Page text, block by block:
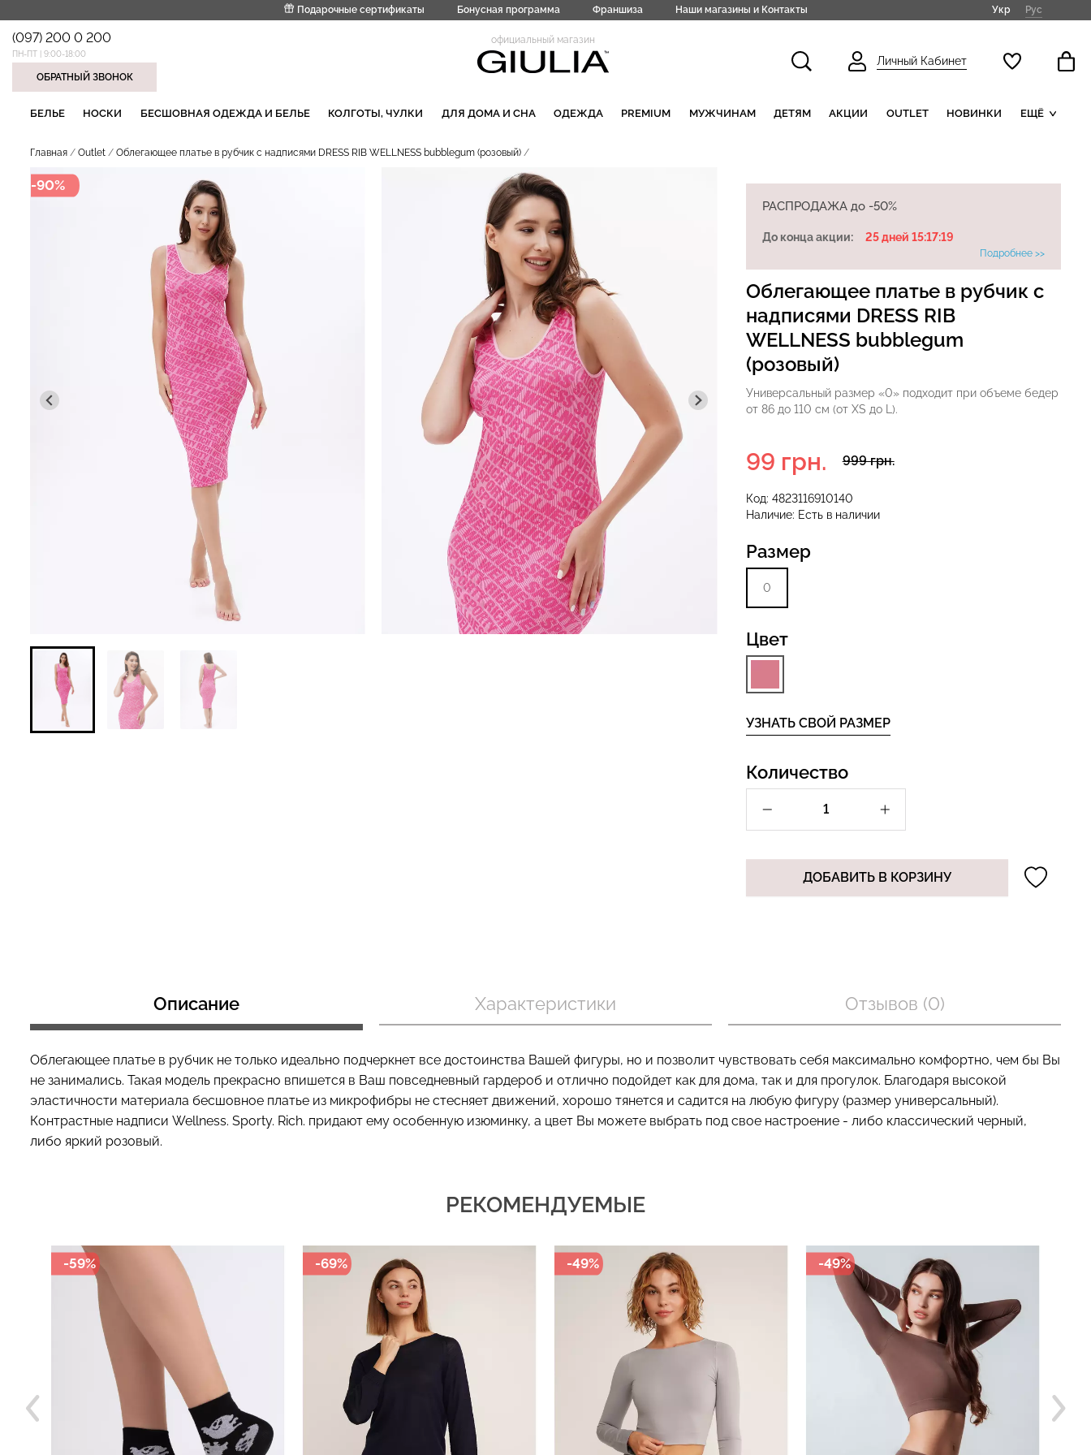
Подарочные сертификаты Бонусная программа Франшиза Наши магазины и Контакты Укр Рус
(097) 200 0 200
ПН-ПТ | 9:00-18:00
ОБРАТНЫЙ ЗВОНОК
официальный магазин
Личный Кабинет
БЕЛЬЕ НОСКИ БЕСШОВНАЯ ОДЕЖДА И БЕЛЬЕ КОЛГОТЫ, ЧУЛКИ ДЛЯ ДОМА И СНА ОДЕЖДА PREMIUM МУЖЧИНАМ ДЕТЯМ АКЦИИ OUTLET НОВИНКИ ЕЩЁ
Главная Outlet Облегающее платье в рубчик с надписями DRESS RIB WELLNESS bubblegum (розовый)
-90%
РАСПРОДАЖА до -50%
До конца акции: 25 дней 15:17:18
Подробнее >>
Облегающее платье в рубчик с
надписями DRESS RIB
WELLNESS bubblegum
(розовый)
Универсальный размер «0» подходит при объеме бедер
от 86 до 110 см (от XS до L).
Код: 4823116910140
Наличие: Есть в наличии
999 грн.
99 грн.
Размер
0
Цвет
УЗНАТЬ СВОЙ РАЗМЕР
Количество
ДОБАВИТЬ В КОРЗИНУ
Описание Характеристики Отзывов (0)
Облегающее платье в рубчик не только идеально подчеркнет все достоинства Вашей фигуры, но и позволит чувствовать себя максимально комфортно, чем бы Вы
не занимались. Такая модель прекрасно впишется в Ваш повседневный гардероб и отлично подойдет как для дома, так и для прогулок. Благодаря высокой
эластичности материала бесшовное платье из микрофибры не стесняет движений, хорошо тянется и садится на любую фигуру (размер универсальный).
Контрастные надписи Wellness. Sporty. Rich. придают ему особенную изюминку, а цвет Вы можете выбрать под свое настроение - либо классический черный,
либо яркий розовый.
РЕКОМЕНДУЕМЫЕ
-69% -49% -49% -48%
НАШИ ТРЕНДОВЫЕ ТОВАРЫ
Бесшовные леггинсы из
микрофибры LEGGINGS 02
Бесшовная бразилиана с
легкой коррекцией
BRASILIAN SHAPEWEAR
black (черный) Giulia
258 грн.369 грн.
Велосипедки с высокой
талией TRACKS 01 (черный)
Giulia
BRIEFS (черный) Giulia
179 грн.
Топ на бретелях в рубчик
CAMI TOP RIB white (белый)
Бесшовный топ с легкой
коррекцией BRA
SHAPEWEAR black (черный)
489 грн.699 грн.